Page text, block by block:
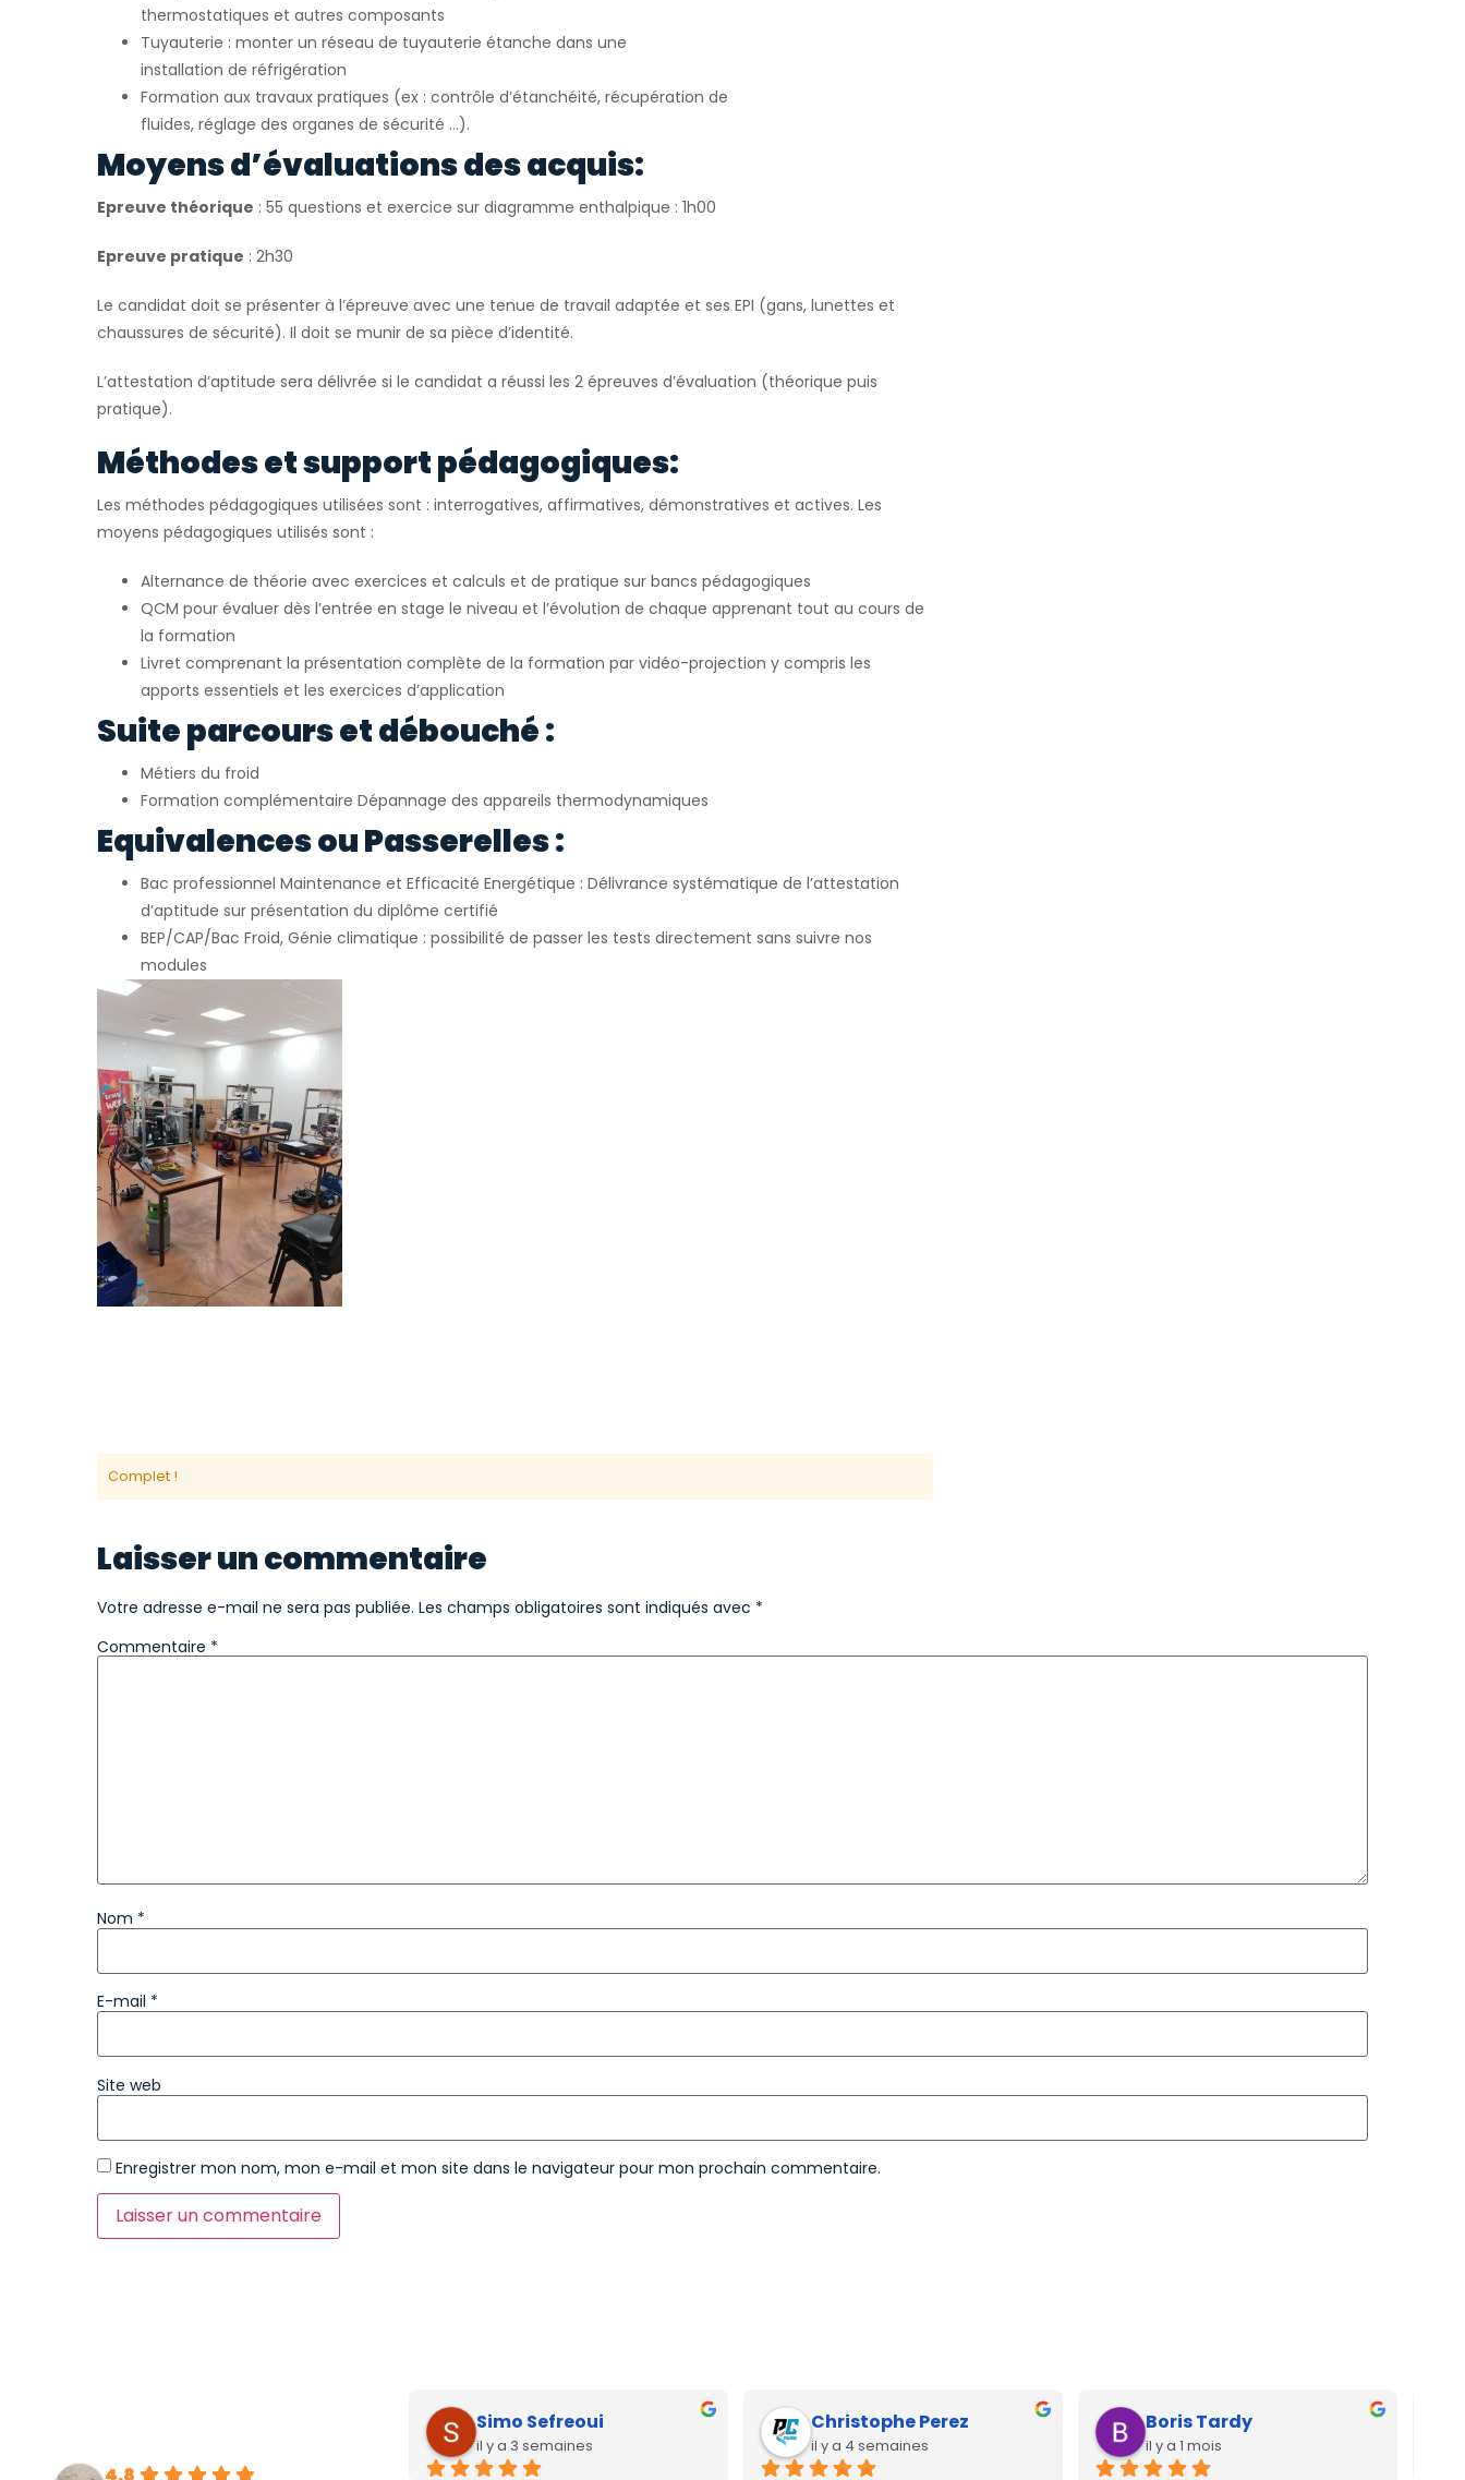
thermostatiques et autres composants
Tuyauterie : monter un réseau de tuyauterie étanche dans une
installation de réfrigération
Formation aux travaux pratiques (ex : contrôle d’étanchéité, récupération de
fluides, réglage des organes de sécurité …).
Moyens d’évaluations des acquis:
Epreuve théorique : 55 questions et exercice sur diagramme enthalpique : 1h00
Epreuve pratique : 2h30
Le candidat doit se présenter à l’épreuve avec une tenue de travail adaptée et ses EPI (gans, lunettes et
chaussures de sécurité). Il doit se munir de sa pièce d’identité.
L’attestation d’aptitude sera délivrée si le candidat a réussi les 2 épreuves d’évaluation (théorique puis
pratique).
Méthodes et support pédagogiques:
Les méthodes pédagogiques utilisées sont : interrogatives, affirmatives, démonstratives et actives. Les
moyens pédagogiques utilisés sont :
Alternance de théorie avec exercices et calculs et de pratique sur bancs pédagogiques
QCM pour évaluer dès l’entrée en stage le niveau et l’évolution de chaque apprenant tout au cours de
la formation
Livret comprenant la présentation complète de la formation par vidéo-projection y compris les
apports essentiels et les exercices d’application
Suite parcours et débouché :
Métiers du froid
Formation complémentaire Dépannage des appareils thermodynamiques
Equivalences ou Passerelles :
Bac professionnel Maintenance et Efficacité Energétique : Délivrance systématique de l’attestation
d’aptitude sur présentation du diplôme certifié
BEP/CAP/Bac Froid, Génie climatique : possibilité de passer les tests directement sans suivre nos
modules
Complet !
Laisser un commentaire
Votre adresse e-mail ne sera pas publiée. Les champs obligatoires sont indiqués avec *
Commentaire *
Nom *
E-mail *
Site web
Enregistrer mon nom, mon e-mail et mon site dans le navigateur pour mon prochain commentaire.
4.8
Simo Sefreoui
il y a 3 semaines
Christophe Perez
il y a 4 semaines
Boris Tardy
il y a 1 mois